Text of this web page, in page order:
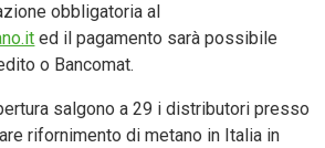
obbligatoria al
ed il pagamento sarà possibile
o Bancomat.
salgono a 29 i distributori presso
rifornimento di metano in Italia in